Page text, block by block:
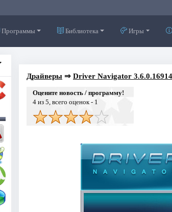
Программы Библиотека Игры
Драйверы⇒ Driver Navigator 3.6.0.16914
Оцените новость / программу!
4из 5, всего оценок - 1